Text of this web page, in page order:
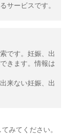
サービスです。
です。妊娠、出
きます。情報は
来ない妊娠、出
みてください。